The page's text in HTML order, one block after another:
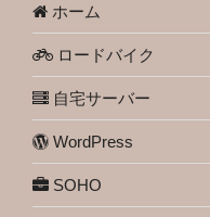
ホーム
ロードバイク
自宅サーバー
WordPress
SOHO